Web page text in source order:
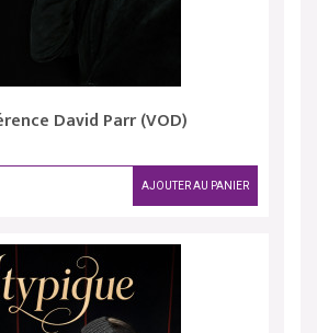
David Parr (VOD)
AJOUTER AU PANIER